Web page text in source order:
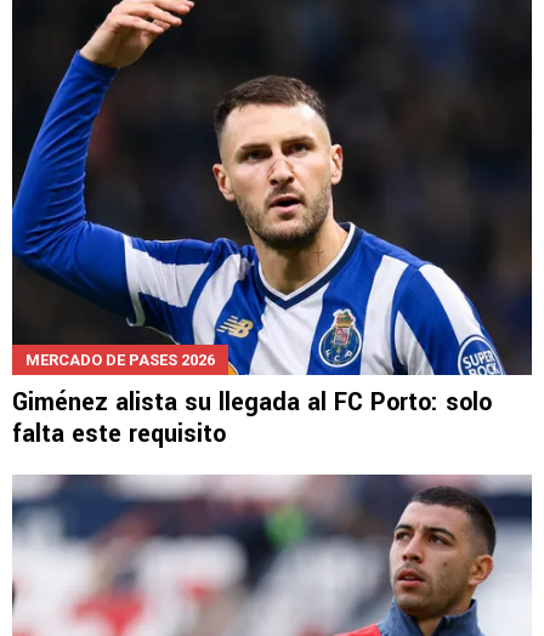
MERCADO DE PASES 2026
Giménez alista su llegada al FC Porto: solo
falta este requisito